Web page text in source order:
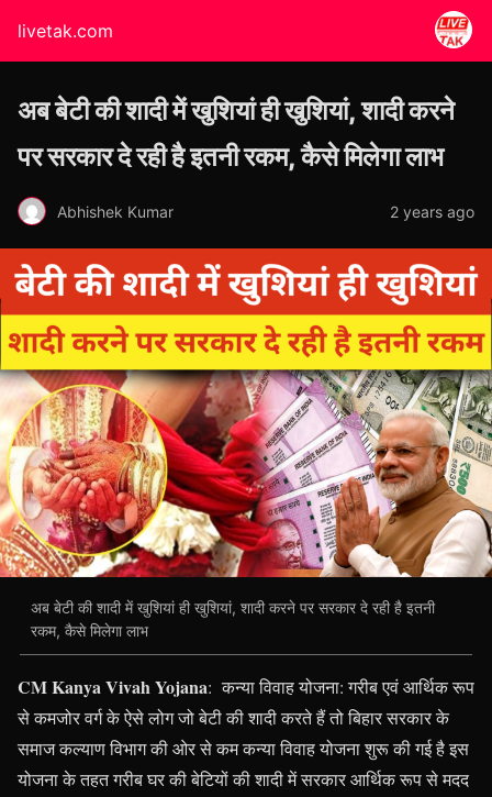
livetak.com
अब बेटी की शादी में खुशियां ही खुशियां, शादी करने
पर सरकार दे रही है इतनी रकम, कैसे मिलेगा लाभ
Abhishek Kumar 2 years ago
अब बेटी की शादी में खुशियां ही खुशियां, शादी करने पर सरकार दे रही है इतनी
रकम, कैसे मिलेगा लाभ
CM Kanya Vivah Yojana: कन्या विवाह योजना: गरीब एवं आर्थिक रूप
से कमजोर वर्ग के ऐसे लोग जो बेटी की शादी करते हैं तो बिहार सरकार के
समाज कल्याण विभाग की ओर से कम कन्या विवाह योजना शुरू की गई है इस
योजना के तहत गरीब घर की बेटियों की शादी में सरकार आर्थिक रूप से मदद